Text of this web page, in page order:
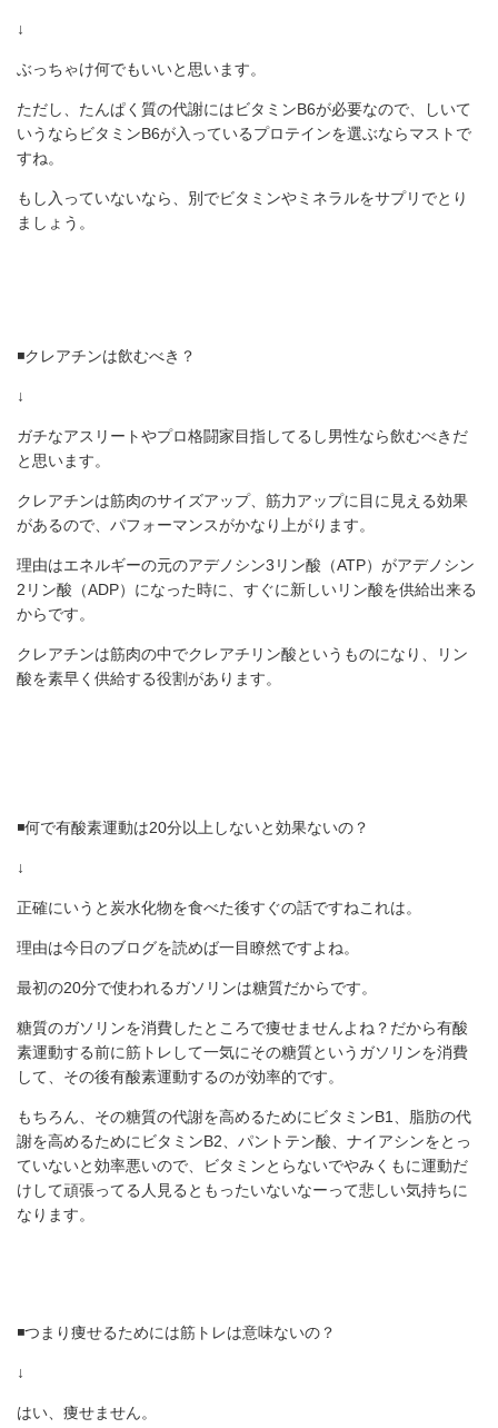
↓
ぶっちゃけ何でもいいと思います。
ただし、たんぱく質の代謝にはビタミンB6が必要なので、しいて
いうならビタミンB6が入っているプロテインを選ぶならマストで
すね。
もし入っていないなら、別でビタミンやミネラルをサプリでとり
ましょう。
◾️クレアチンは飲むべき？
↓
ガチなアスリートやプロ格闘家目指してるし男性なら飲むべきだ
と思います。
クレアチンは筋肉のサイズアップ、筋力アップに目に見える効果
があるので、パフォーマンスがかなり上がります。
理由はエネルギーの元のアデノシン3リン酸（ATP）がアデノシン
2リン酸（ADP）になった時に、すぐに新しいリン酸を供給出来る
からです。
クレアチンは筋肉の中でクレアチリン酸というものになり、リン
酸を素早く供給する役割があります。
◾️何で有酸素運動は20分以上しないと効果ないの？
↓
正確にいうと炭水化物を食べた後すぐの話ですねこれは。
理由は今日のブログを読めば一目瞭然ですよね。
最初の20分で使われるガソリンは糖質だからです。
糖質のガソリンを消費したところで痩せませんよね？だから有酸
素運動する前に筋トレして一気にその糖質というガソリンを消費
して、その後有酸素運動するのが効率的です。
もちろん、その糖質の代謝を高めるためにビタミンB1、脂肪の代
謝を高めるためにビタミンB2、パントテン酸、ナイアシンをとっ
ていないと効率悪いので、ビタミンとらないでやみくもに運動だ
けして頑張ってる人見るともったいないなーって悲しい気持ちに
なります。
◾️つまり痩せるためには筋トレは意味ないの？
↓
はい、痩せません。